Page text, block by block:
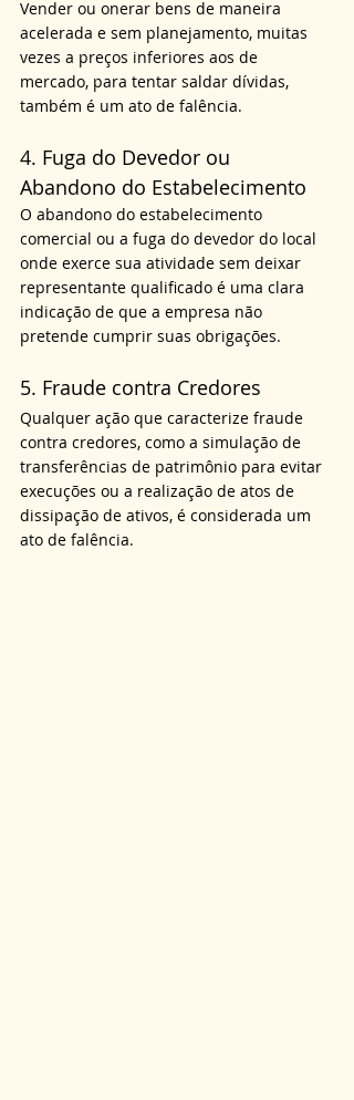
Vender ou onerar bens de maneira
acelerada e sem planejamento, muitas
vezes a preços inferiores aos de
mercado, para tentar saldar dívidas,
também é um ato de falência.
4. Fuga do Devedor ou
Abandono do Estabelecimento
O abandono do estabelecimento
comercial ou a fuga do devedor do local
onde exerce sua atividade sem deixar
representante qualificado é uma clara
indicação de que a empresa não
pretende cumprir suas obrigações.
5. Fraude contra Credores
Qualquer ação que caracterize fraude
contra credores, como a simulação de
transferências de patrimônio para evitar
execuções ou a realização de atos de
dissipação de ativos, é considerada um
ato de falência.